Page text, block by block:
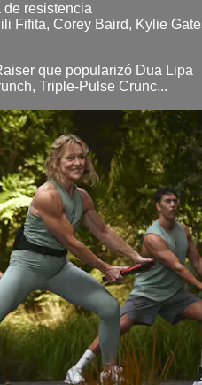
de resistencia
Fifita, Corey Baird, Kylie
que popularizó Dua Lipa
Triple-Pulse Crunc...